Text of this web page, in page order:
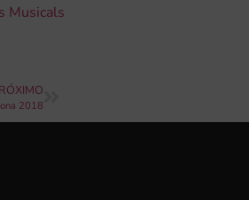
Musicals
2018